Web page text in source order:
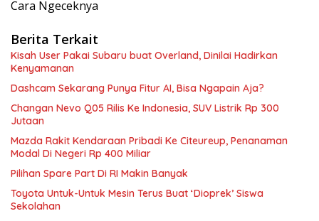
Cara Ngeceknya
Berita Terkait
Kisah User Pakai Subaru buat Overland, Dinilai Hadirkan
Kenyamanan
Dashcam Sekarang Punya Fitur AI, Bisa Ngapain Aja?
Changan Nevo Q05 Rilis Ke Indonesia, SUV Listrik Rp 300
Jutaan
Mazda Rakit Kendaraan Pribadi Ke Citeureup, Penanaman
Modal Di Negeri Rp 400 Miliar
Pilihan Spare Part Di RI Makin Banyak
Toyota Untuk-Untuk Mesin Terus Buat ‘Dioprek’ Siswa
Sekolahan